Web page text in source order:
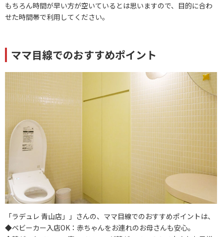
もちろん時間が早い方が空いているとは思いますので、目的に合わ
せた時間帯で利用してください。
ママ目線でのおすすめポイント
「ラデュレ 青山店」」さんの、ママ目線でのおすすめポイントは、
◆ベビーカー入店OK：赤ちゃんをお連れのお母さんも安心。